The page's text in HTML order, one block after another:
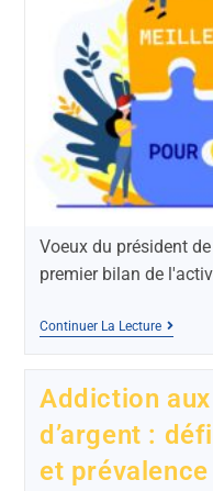
Voeux du président
premier bilan de
Continuer La Lecture
Addiction
d’argent :
et